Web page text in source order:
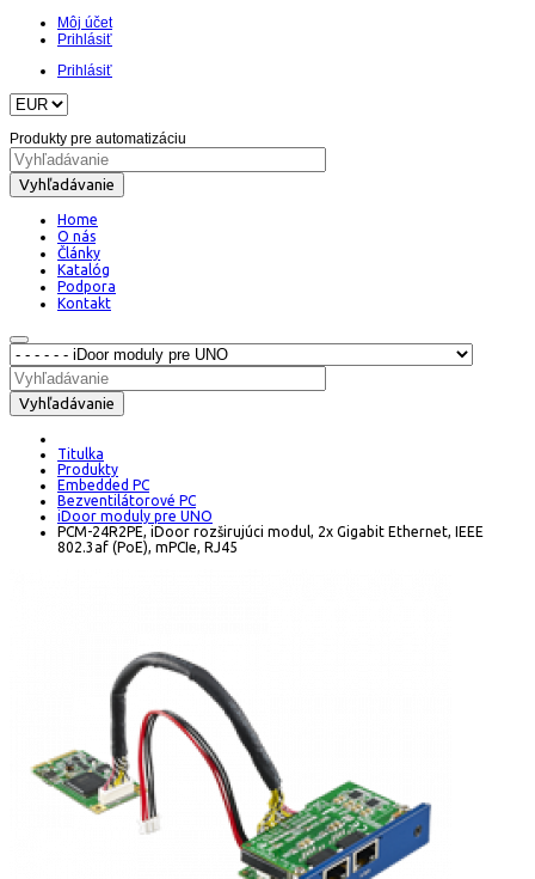
Môj účet
Prihlásiť
Prihlásiť
Produkty pre automatizáciu
Vyhľadávanie
Home
O nás
Články
Katalóg
Podpora
Kontakt
Vyhľadávanie
Titulka
Produkty
Embedded PC
Bezventilátorové PC
iDoor moduly pre UNO
PCM-24R2PE, iDoor rozširujúci modul, 2x Gigabit Ethernet, IEEE
802.3af (PoE), mPCIe, RJ45